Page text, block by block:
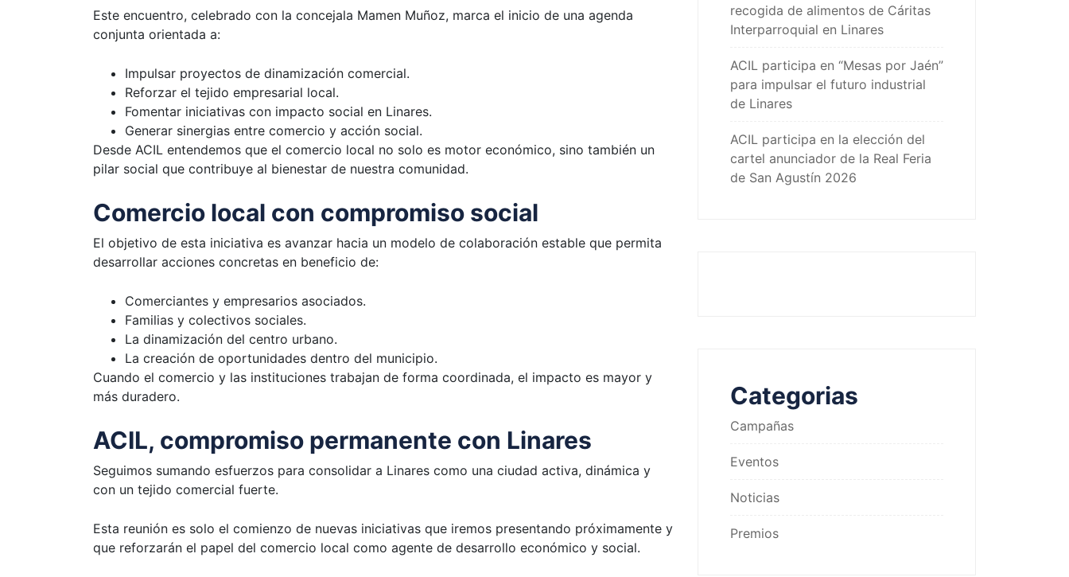
Este encuentro, celebrado con la concejala Mamen Muñoz, marca el inicio de una agenda
conjunta orientada a:
Impulsar proyectos de dinamización comercial.
Reforzar el tejido empresarial local.
Fomentar iniciativas con impacto social en Linares.
Generar sinergias entre comercio y acción social.
Desde ACIL entendemos que el comercio local no solo es motor económico, sino también un
pilar social que contribuye al bienestar de nuestra comunidad.
Comercio local con compromiso social
El objetivo de esta iniciativa es avanzar hacia un modelo de colaboración estable que permita
desarrollar acciones concretas en beneficio de:
Comerciantes y empresarios asociados.
Familias y colectivos sociales.
La dinamización del centro urbano.
La creación de oportunidades dentro del municipio.
Cuando el comercio y las instituciones trabajan de forma coordinada, el impacto es mayor y
más duradero.
ACIL, compromiso permanente con Linares
Seguimos sumando esfuerzos para consolidar a Linares como una ciudad activa, dinámica y
con un tejido comercial fuerte.
Esta reunión es solo el comienzo de nuevas iniciativas que iremos presentando próximamente y
que reforzarán el papel del comercio local como agente de desarrollo económico y social.
recogida de alimentos de Cáritas
Interparroquial en Linares
ACIL participa en “Mesas por Jaén”
para impulsar el futuro industrial
de Linares
ACIL participa en la elección del
cartel anunciador de la Real Feria
de San Agustín 2026
Categorias
Campañas
Eventos
Noticias
Premios